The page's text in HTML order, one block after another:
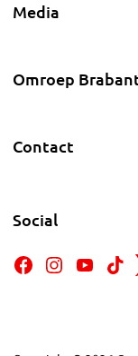
Media
Omroep
Contact
Social